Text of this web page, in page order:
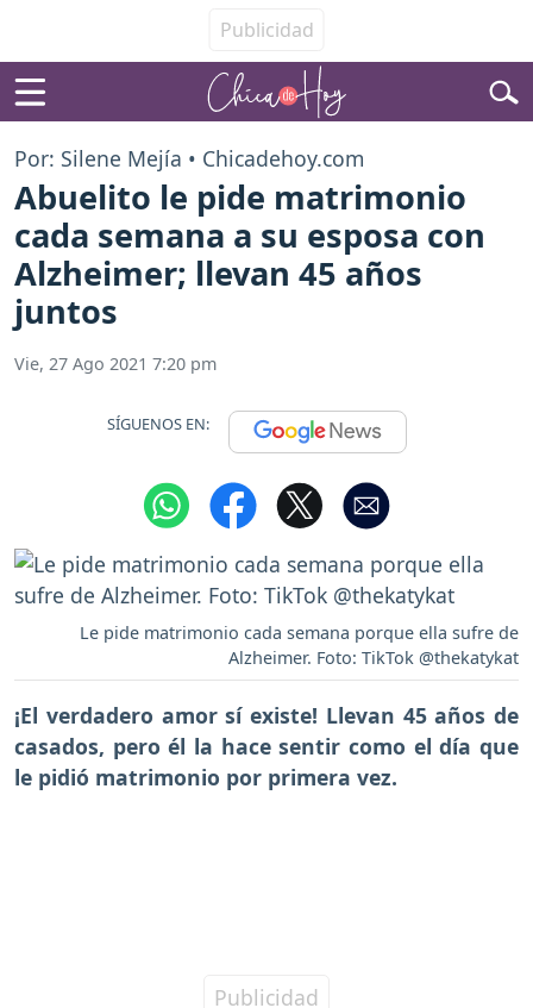
Por: Silene Mejía • Chicadehoy.com
Abuelito le pide matrimonio
cada semana a su esposa con
Alzheimer; llevan 45 años
juntos
Vie, 27 Ago 2021 7:20 pm
SÍGUENOS EN:
Le pide matrimonio cada semana porque ella sufre de
Alzheimer. Foto: TikTok @thekatykat
¡El verdadero amor sí existe! Llevan 45 años de
casados, pero él la hace sentir como el día que
le pidió matrimonio por primera vez.